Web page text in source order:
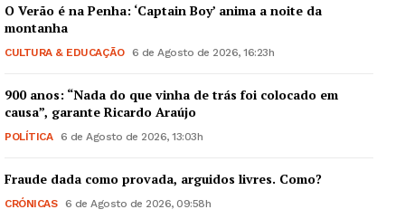
O Verão é na Penha: ‘Captain Boy’ anima a noite da
montanha
CULTURA & EDUCAÇÃO 6 de Agosto de 2026, 16:23h
900 anos: “Nada do que vinha de trás foi colocado em
causa”, garante Ricardo Araújo
POLÍTICA 6 de Agosto de 2026, 13:03h
Fraude dada como provada, arguidos livres. Como?
CRÓNICAS 6 de Agosto de 2026, 09:58h